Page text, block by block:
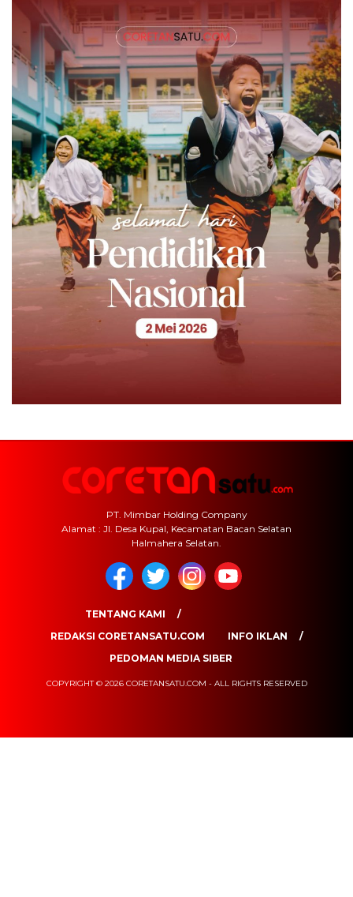
PT. Mimbar Holding Company
Alamat : Jl. Desa Kupal, Kecamatan Bacan Selatan
Halmahera Selatan.
TENTANG KAMI
REDAKSI CORETANSATU.COM
INFO IKLAN
PEDOMAN MEDIA SIBER
COPYRIGHT © 2026 CORETANSATU.COM - ALL RIGHTS RESERVED